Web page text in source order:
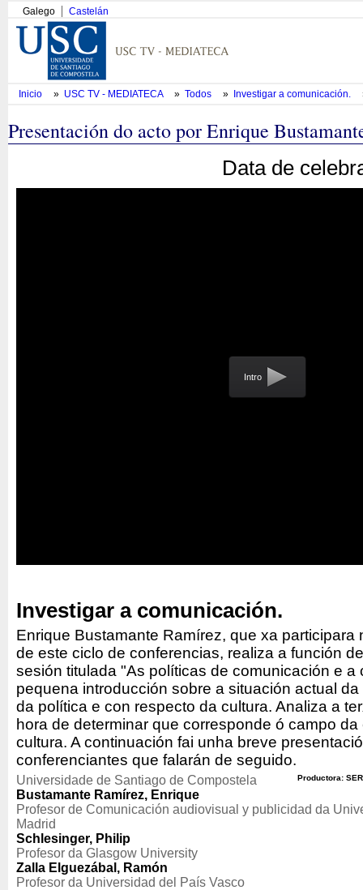
Galego Castelán
Inicio » USC TV - MEDIATECA » Todos » Investigar a comunicación.
Presentación do acto por Enrique
Data de
Intro
Investigar a comunicación.
Enrique Bustamante Ramírez, que xa participara
de este ciclo de conferencias, realiza a función
sesión titulada "As políticas de comunicación e a
pequena introducción sobre a situación actual
da política e con respecto da cultura. Analiza a
hora de determinar que corresponde ó campo
cultura. A continuación fai unha breve
conferenciantes que falarán de seguido.
Productora:
Universidade de Santiago de Compostela
Bustamante Ramírez, Enrique
Profesor de Comunicación audiovisual y publicidad da
Madrid
Schlesinger, Philip
Profesor da Glasgow University
Zalla Elguezábal, Ramón
Profesor da Universidad del País Vasco